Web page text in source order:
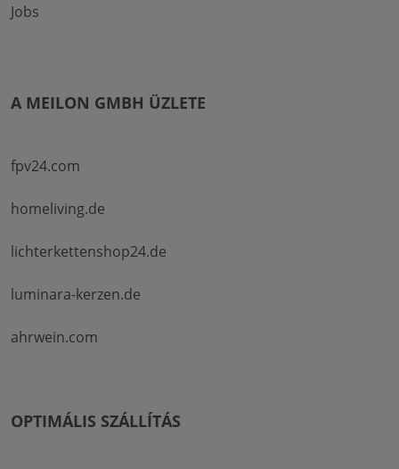
Jobs
A MEILON GMBH ÜZLETE
fpv24.com
homeliving.de
lichterkettenshop24.de
luminara-kerzen.de
ahrwein.com
OPTIMÁLIS SZÁLLÍTÁS